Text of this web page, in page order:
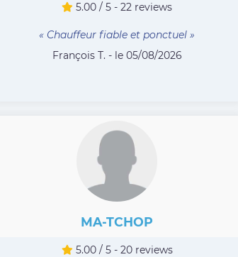
5.00 / 5 - 22 reviews
« Chauffeur fiable et ponctuel »
François T. - le 05/08/2026
MA-TCHOP
5.00 / 5 - 20 reviews